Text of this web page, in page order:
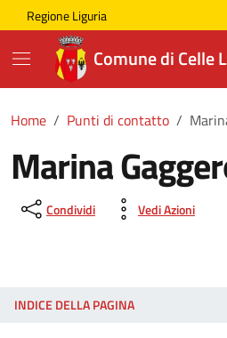
Skip to main content
Comune di Celle Ligure
Regione Liguria
Comune di Celle
Home Punti di contatto
Marina
Condividi Vedi Azioni
INDICE DELLA PAGINA